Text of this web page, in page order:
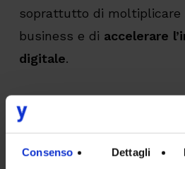
Consenso Dettagli
soprattutto di moltiplicare
business e di accelerare
digitale.
Come azienda, crediamo
lucro non debba essere
si occupa di tecnologia,